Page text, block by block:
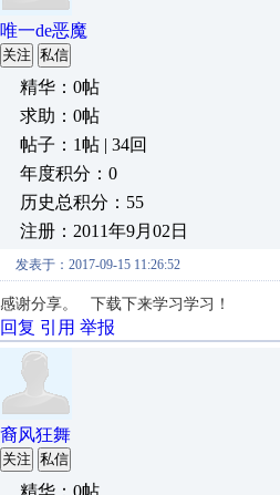
唯一de恶魔
关注 私信
精华：0帖
求助：0帖
帖子：1帖 | 34回
年度积分：0
历史总积分：55
注册：2011年9月02日
发表于：2017-09-15 11:26:52
感谢分享。 下载下来学习学习！
回复 引用 举报
裔风狂舞
关注 私信
精华：0帖